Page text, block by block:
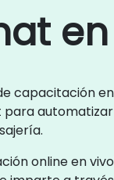
capacitación
online en